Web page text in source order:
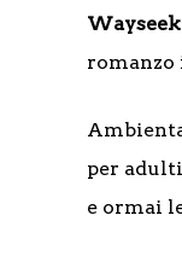
romanzo
per
e ormai